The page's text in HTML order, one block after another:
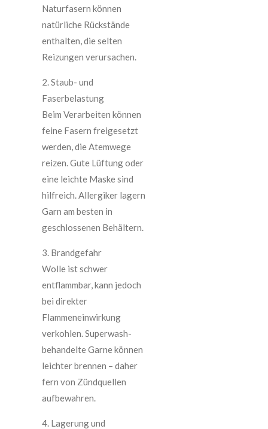
Naturfasern können
natürliche Rückstände
enthalten, die selten
Reizungen verursachen.
2. Staub- und
Faserbelastung
Beim Verarbeiten können
feine Fasern freigesetzt
werden, die Atemwege
reizen. Gute Lüftung oder
eine leichte Maske sind
hilfreich. Allergiker lagern
Garn am besten in
geschlossenen Behältern.
3. Brandgefahr
Wolle ist schwer
entflammbar, kann jedoch
bei direkter
Flammeneinwirkung
verkohlen. Superwash-
behandelte Garne können
leichter brennen – daher
fern von Zündquellen
aufbewahren.
4. Lagerung und